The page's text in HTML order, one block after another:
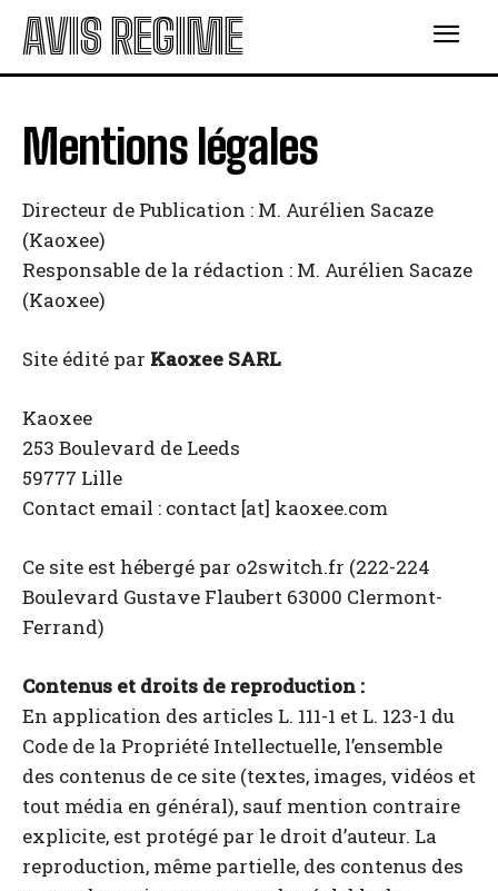
AVIS REGIME
Mentions légales
Directeur de Publication : M. Aurélien Sacaze
(Kaoxee)
Responsable de la rédaction : M. Aurélien Sacaze
(Kaoxee)
Site édité par Kaoxee SARL
Kaoxee
253 Boulevard de Leeds
59777 Lille
Contact email : contact [at] kaoxee.com
Ce site est hébergé par o2switch.fr (222-224
Boulevard Gustave Flaubert 63000 Clermont-
Ferrand)
Contenus et droits de reproduction :
En application des articles L. 111-1 et L. 123-1 du
Code de la Propriété Intellectuelle, l’ensemble
des contenus de ce site (textes, images, vidéos et
tout média en général), sauf mention contraire
explicite, est protégé par le droit d’auteur. La
reproduction, même partielle, des contenus des